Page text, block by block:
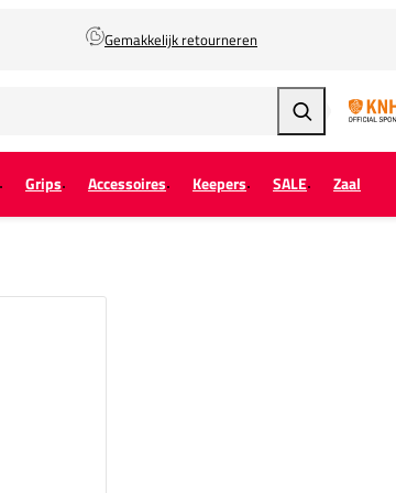
Gemakkelijk retourneren
Zoeken
Grips Accessoires Keepers SALE Zaal